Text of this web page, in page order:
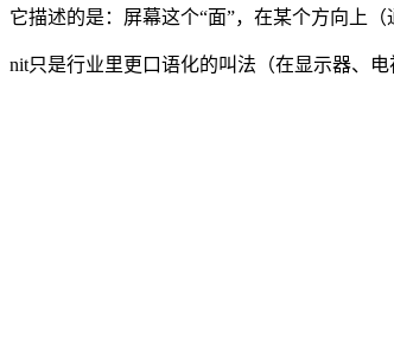
它描述的是：屏幕这个“面”，在某个方向上
nit只是行业里更口语化的叫法（在显示器、电